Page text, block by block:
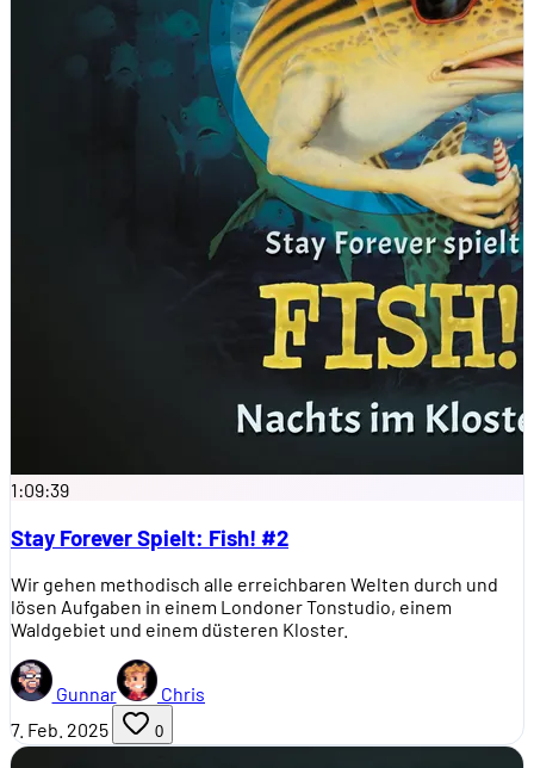
1:09:39
Stay Forever Spielt: Fish! #2
Wir gehen methodisch alle erreichbaren Welten durch und
lösen Aufgaben in einem Londoner Tonstudio, einem
Waldgebiet und einem düsteren Kloster.
Gunnar
Chris
7. Feb. 2025
0